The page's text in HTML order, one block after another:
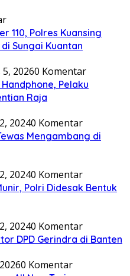
110, Polres Kuansing
Sungai Kuantan
20260 Komentar
Pelaku
Raja
20240 Komentar
Mengambang di
20240 Komentar
Polri Didesak Bentuk
20240 Komentar
DPD Gerindra di Banten
0 Komentar